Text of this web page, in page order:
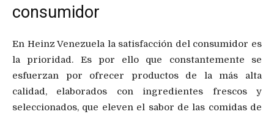
consumidor
En Heinz Venezuela la satisfacción del consumidor es
la prioridad. Es por ello que constantemente se
esfuerzan por ofrecer productos de la más alta
calidad, elaborados con ingredientes frescos y
seleccionados, que eleven el sabor de las comidas de